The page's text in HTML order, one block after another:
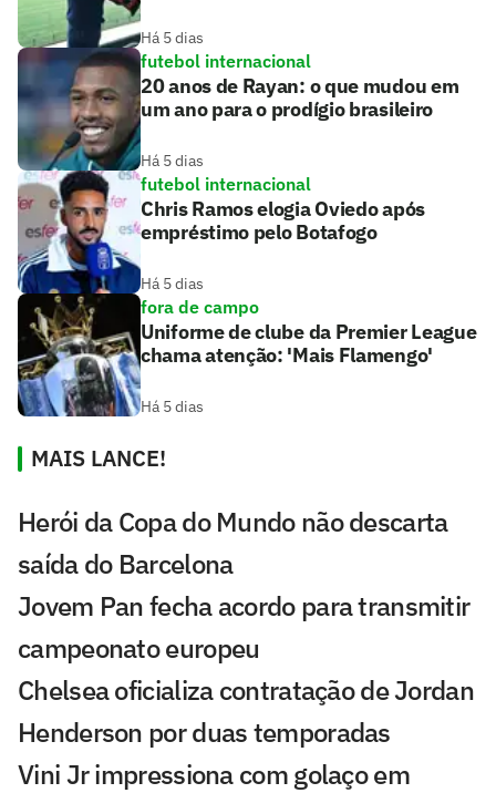
Há 5 dias
futebol internacional
20 anos de Rayan: o que mudou em
um ano para o prodígio brasileiro
Há 5 dias
futebol internacional
Chris Ramos elogia Oviedo após
empréstimo pelo Botafogo
Há 5 dias
fora de campo
Uniforme de clube da Premier League
chama atenção: 'Mais Flamengo'
Há 5 dias
MAIS LANCE!
Herói da Copa do Mundo não descarta
saída do Barcelona
Jovem Pan fecha acordo para transmitir
campeonato europeu
Chelsea oficializa contratação de Jordan
Henderson por duas temporadas
Vini Jr impressiona com golaço em